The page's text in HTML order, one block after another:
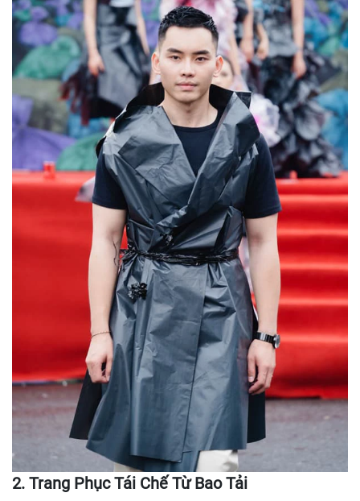
2. Trang Phục Tái Chế Từ Bao Tải